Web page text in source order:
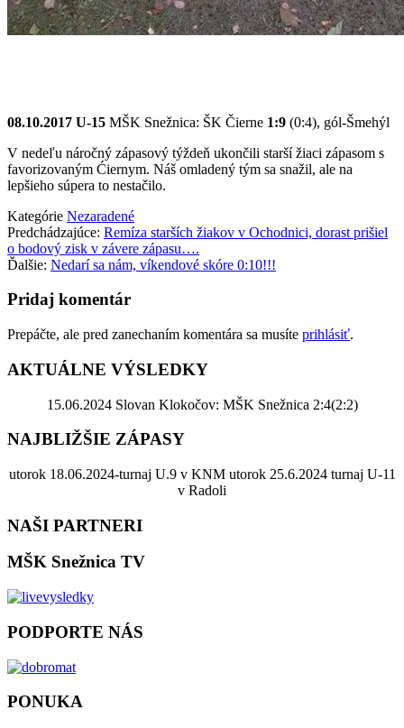
08.10.2017 U-15 MŠK Snežnica: ŠK Čierne 1:9 (0:4), gól-Šmehýl
V nedeľu náročný zápasový týždeň ukončili starší žiaci zápasom s
favorizovaným Ćiernym. Náš omladený tým sa snažil, ale na
lepšieho súpera to nestačilo.
Kategórie Nezaradené
Predchádzajúce: Remíza starších žiakov v Ochodnici, dorast prišiel
o bodový zisk v závere zápasu….
Ďalšie: Nedarí sa nám, víkendové skóre 0:10!!!
Pridaj komentár
Prepáčte, ale pred zanechaním komentára sa musíte prihlásiť.
AKTUÁLNE VÝSLEDKY
15.06.2024 Slovan Klokočov: MŠK Snežnica 2:4(2:2)
NAJBLIŽŠIE ZÁPASY
utorok 18.06.2024-turnaj U.9 v KNM utorok 25.6.2024 turnaj U-11
v Radoli
NAŠI PARTNERI
MŠK Snežnica TV
PODPORTE NÁS
PONUKA